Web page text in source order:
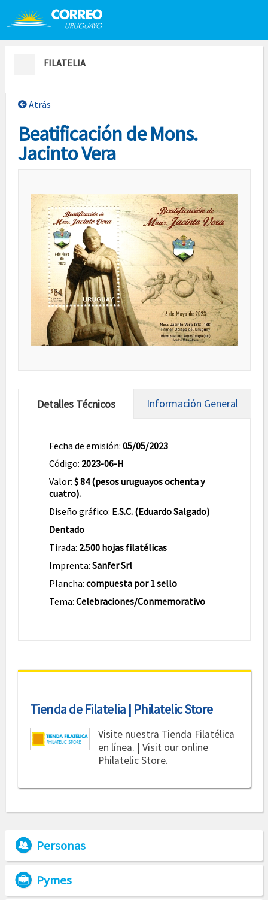
Saltar al contenido
FILATELIA
Atrás
Beatificación de Mons.
Jacinto Vera
Detalles Técnicos Información General
Fecha de emisión: 05/05/2023
Código: 2023-06-H
Valor: $ 84 (pesos uruguayos ochenta y
cuatro).
Diseño gráfico: E.S.C. (Eduardo Salgado)
Dentado
Tirada: 2.500 hojas filatélicas
Imprenta: Sanfer Srl
Plancha: compuesta por 1 sello
Tema: Celebraciones/Conmemorativo
Tienda de Filatelia | Philatelic Store
Visite nuestra Tienda Filatélica
en línea. | Visit our online
Philatelic Store.
Personas
Pymes